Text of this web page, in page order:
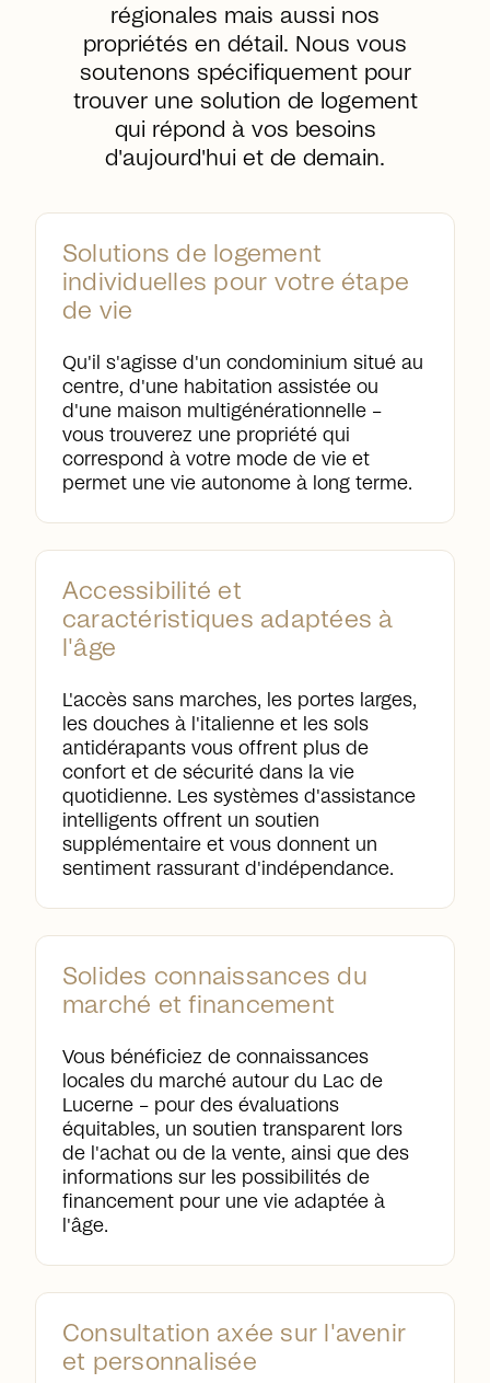
régionales mais aussi nos
propriétés en détail. Nous vous
soutenons spécifiquement pour
trouver une solution de logement
qui répond à vos besoins
d'aujourd'hui et de demain.
Solutions de logement
individuelles pour votre étape
de vie
Qu'il s'agisse d'un condominium situé au
centre, d'une habitation assistée ou
d'une maison multigénérationnelle –
vous trouverez une propriété qui
correspond à votre mode de vie et
permet une vie autonome à long terme.
Accessibilité et
caractéristiques adaptées à
l'âge
L'accès sans marches, les portes larges,
les douches à l'italienne et les sols
antidérapants vous offrent plus de
confort et de sécurité dans la vie
quotidienne. Les systèmes d'assistance
intelligents offrent un soutien
supplémentaire et vous donnent un
sentiment rassurant d'indépendance.
Solides connaissances du
marché et financement
Vous bénéficiez de connaissances
locales du marché autour du Lac de
Lucerne – pour des évaluations
équitables, un soutien transparent lors
de l'achat ou de la vente, ainsi que des
informations sur les possibilités de
financement pour une vie adaptée à
l'âge.
Consultation axée sur l'avenir
et personnalisée